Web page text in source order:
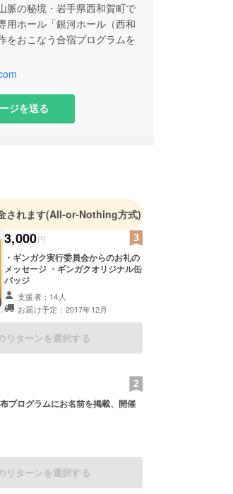
脈の秘境・岩手県西和賀町で
用ホール「銀河ホール（西和
をおこなう合宿プログラムを
月に開催した「銀河ホール学
ト。他地域でのアーティス
績を持たない国内の学生・若
造環境を提供しながら、数々
ィスト誘致プログラムや全国
ち上げ、さらに広い範囲の演
ています。
ジを送る
されます(All-or-Nothing方式)
3,000円
・ギンガク実行委員会からのお礼の
メッセージ ・ギンガクオリジナル缶
バッジ
支援者：14人
お届け予定：2017年12月
リターンを選択する
プログラムにお名前を掲載、開催
リターンを選択する